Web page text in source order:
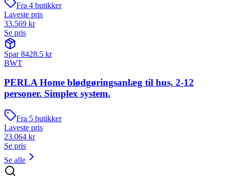
Fra 4 butikker
Laveste pris
33.569 kr
Se pris
Spar8428.5 kr
BWT
PERLA Home blødgøringsanlæg til hus, 2-12
personer. Simplex system.
Fra 5 butikker
Laveste pris
23.064 kr
Se pris
Se alle